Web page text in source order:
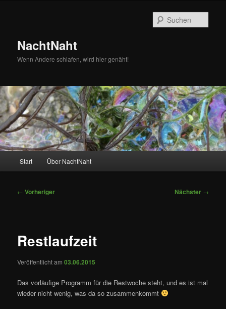
NachtNaht
Wenn Andere schlafen, wird hier genäht!
Start Über NachtNaht
Beitragsnavigation
← Vorheriger Nächster →
Restlaufzeit
Veröffentlicht am03.06.2015
Das vorläufige Programm für die Restwoche steht, und es ist mal
wieder nicht wenig, was da so zusammenkommt